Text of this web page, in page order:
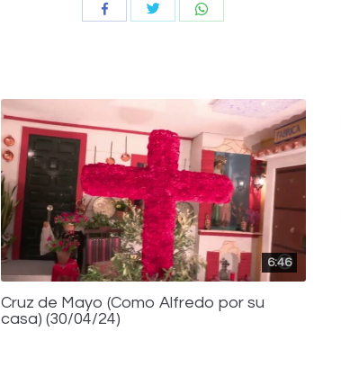
CompartirCompartir
6:46
Cruz de Mayo (Como Alfredo por su
casa) (30/04/24)